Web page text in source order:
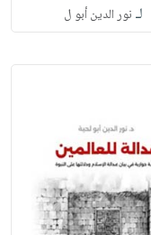
لـ نور الدين أبو ل